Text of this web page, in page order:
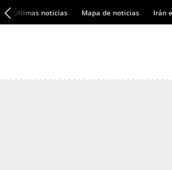
Últimas noticias Mapa de noticias Irán